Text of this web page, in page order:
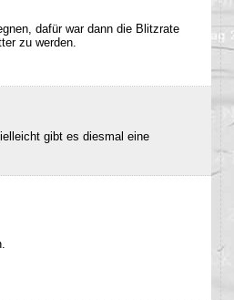
dafür war dann die Blitzrate
zu werden.
gibt es diesmal eine